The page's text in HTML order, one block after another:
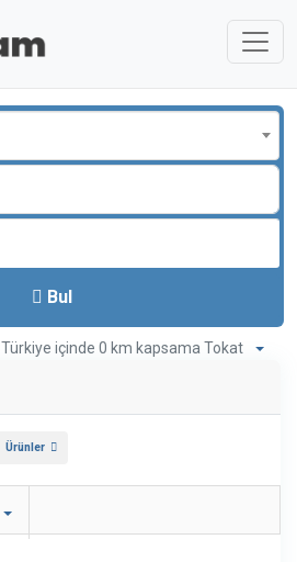
Bul
Türkiye içinde 0 km kapsama Tokat
Ürünler